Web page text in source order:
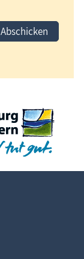
Abschicken